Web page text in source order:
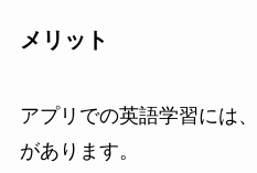
メリット
アプリでの英語学習には
があります。